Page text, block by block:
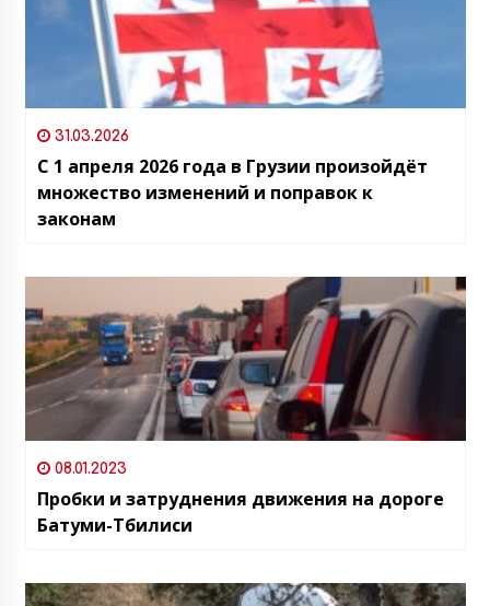
31.03.2026
С 1 апреля 2026 года в Грузии произойдёт
множество изменений и поправок к
законам
08.01.2023
Пробки и затруднения движения на дороге
Батуми-Тбилиси